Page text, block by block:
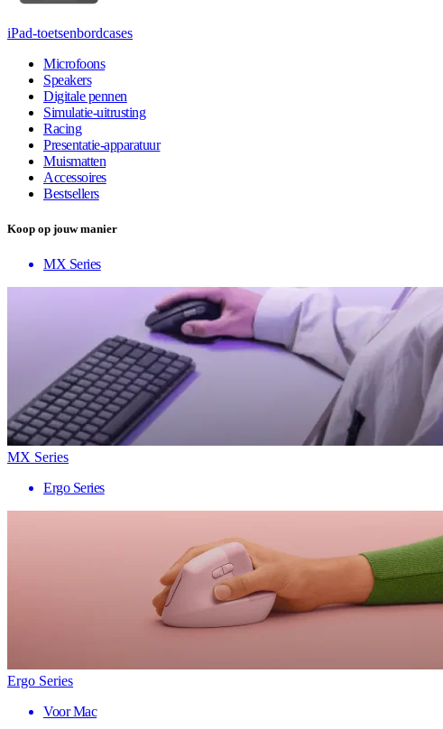
iPad-toetsenbordcases
Microfoons
Speakers
Digitale pennen
Simulatie-uitrusting
Racing
Presentatie-apparatuur
Muismatten
Accessoires
Bestsellers
Koop op jouw manier
MX Series
MX Series
Ergo Series
Ergo Series
Voor Mac